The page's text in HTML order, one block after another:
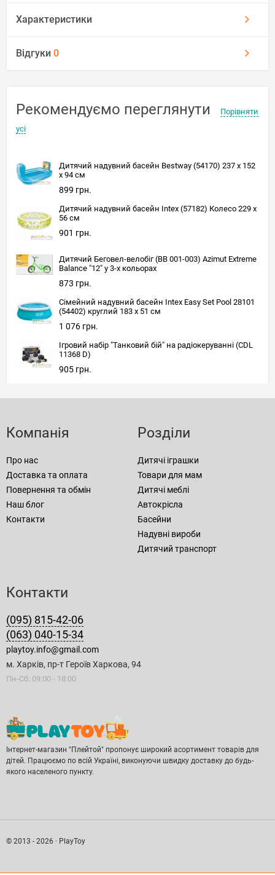
Характеристики
Відгуки 0
Рекомендуємо переглянути
Порівняти
усі
Дитячий надувний басейн Bestway (54170) 237 х 152
х 94 см
899 грн.
Дитячий надувний басейн Intex (57182) Колесо 229 х
56 см
901 грн.
Дитячий Беговел-велобіг (BB 001-003) Azimut Extreme
Balance "12" у 3-х кольорах
873 грн.
Сімейний надувний басейн Intex Easy Set Pool 28101
(54402) круглий 183 х 51 см
1 076 грн.
Ігровий набір "Танковий бій" на радіокеруванні (CDL
11368 D)
905 грн.
Компанія
Про нас
Доставка та оплата
Повернення та обмін
Наш блог
Контакти
Розділи
Дитячі іграшки
Товари для мам
Дитячі меблі
Автокрісла
Басейни
Надувні вироби
Дитячий транспорт
Контакти
(095) 815-42-06
(063) 040-15-34
playtoy.info@gmail.com
м. Харків, пр-т Героїв Харкова, 94
Пн-Сб: 09:00 - 18:00
Інтернет-магазин "Плейтой" пропонує широкий асортимент товарів для
дітей. Працюємо по всій Україні, виконуючи швидку доставку до будь-
якого населеного пункту.
© 2013 - 2026 · PlayToy